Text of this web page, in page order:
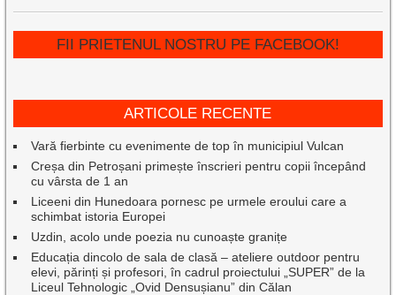
FII PRIETENUL NOSTRU PE FACEBOOK!
ARTICOLE RECENTE
Vară fierbinte cu evenimente de top în municipiul Vulcan
Creșa din Petroșani primește înscrieri pentru copii începând
cu vârsta de 1 an
Liceeni din Hunedoara pornesc pe urmele eroului care a
schimbat istoria Europei
Uzdin, acolo unde poezia nu cunoaște granițe
Educația dincolo de sala de clasă – ateliere outdoor pentru
elevi, părinți și profesori, în cadrul proiectului „SUPER” de la
Liceul Tehnologic „Ovid Densușianu” din Călan